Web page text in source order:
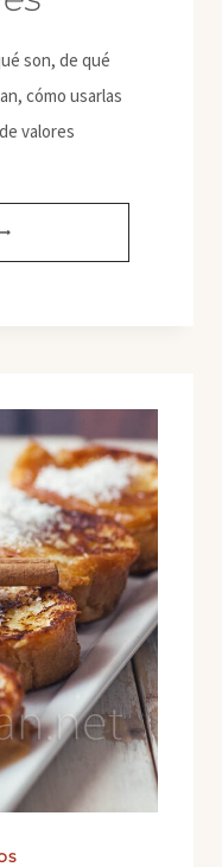
son, de qué
cómo usarlas
valores
BEBIDAS